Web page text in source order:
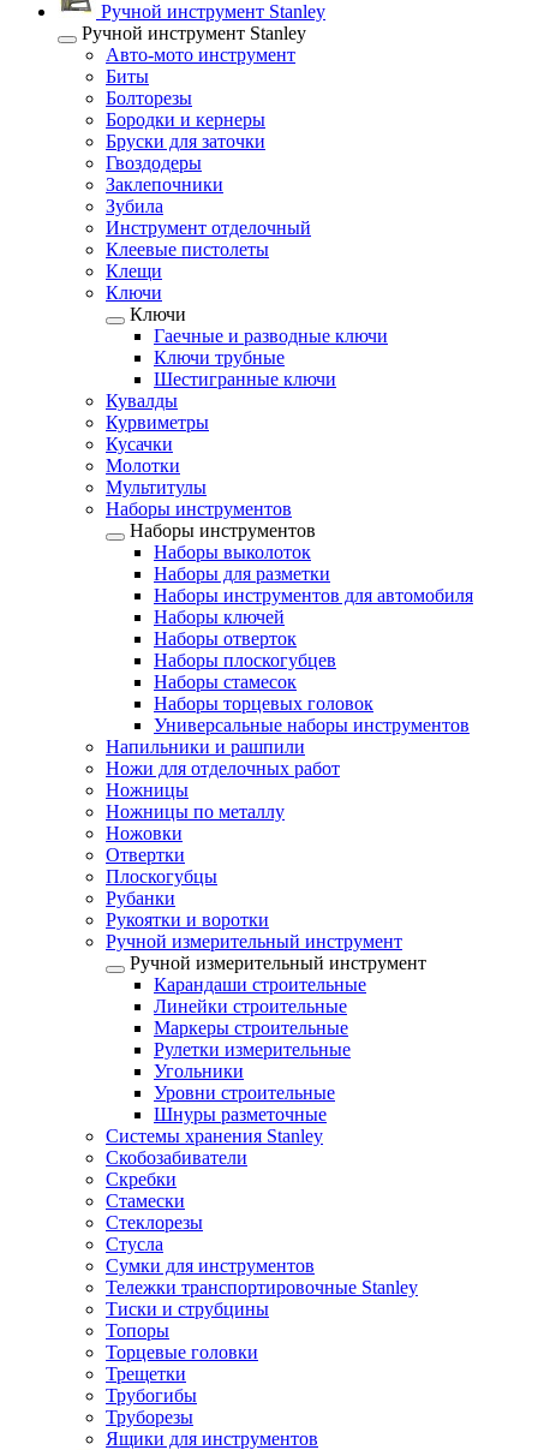
Ручной инструмент Stanley
Ручной инструмент Stanley
Авто-мото инструмент
Биты
Болторезы
Бородки и кернеры
Бруски для заточки
Гвоздодеры
Заклепочники
Зубила
Инструмент отделочный
Клеевые пистолеты
Клещи
Ключи
Ключи
Гаечные и разводные ключи
Ключи трубные
Шестигранные ключи
Кувалды
Курвиметры
Кусачки
Молотки
Мультитулы
Наборы инструментов
Наборы инструментов
Наборы выколоток
Наборы для разметки
Наборы инструментов для автомобиля
Наборы ключей
Наборы отверток
Наборы плоскогубцев
Наборы стамесок
Наборы торцевых головок
Универсальные наборы инструментов
Напильники и рашпили
Ножи для отделочных работ
Ножницы
Ножницы по металлу
Ножовки
Отвертки
Плоскогубцы
Рубанки
Рукоятки и воротки
Ручной измерительный инструмент
Ручной измерительный инструмент
Карандаши строительные
Линейки строительные
Маркеры строительные
Рулетки измерительные
Угольники
Уровни строительные
Шнуры разметочные
Системы хранения Stanley
Скобозабиватели
Скребки
Стамески
Стеклорезы
Стусла
Сумки для инструментов
Тележки транспортировочные Stanley
Тиски и струбцины
Топоры
Торцевые головки
Трещетки
Трубогибы
Труборезы
Ящики для инструментов